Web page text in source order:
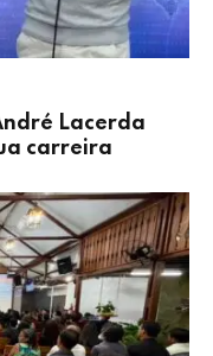
Lacerda
carreira